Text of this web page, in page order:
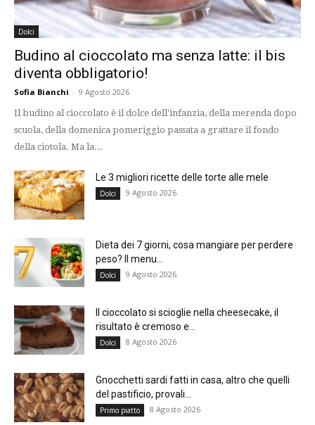
Dolci
Budino al cioccolato ma senza latte: il bis
diventa obbligatorio!
Sofia Bianchi - 9 Agosto 2026
Il budino al cioccolato è il dolce dell'infanzia, della merenda dopo
scuola, della domenica pomeriggio passata a grattare il fondo
della ciotola. Ma la...
Le 3 migliori ricette delle torte alle mele
Dolci 9 Agosto 2026
Dieta dei 7 giorni, cosa mangiare per perdere
peso? Il menu...
Dolci 9 Agosto 2026
Il cioccolato si scioglie nella cheesecake, il
risultato è cremoso e...
Dolci 8 Agosto 2026
Gnocchetti sardi fatti in casa, altro che quelli
del pastificio, provali...
Primo piatto 8 Agosto 2026